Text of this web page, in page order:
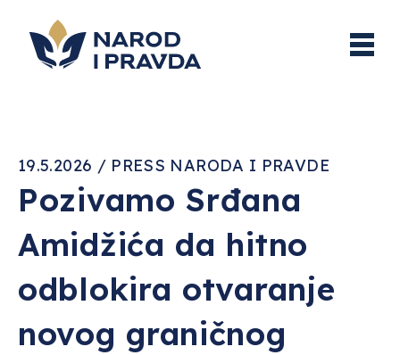
19.5.2026 / PRESS NARODA I PRAVDE
Pozivamo Srđana
Amidžića da hitno
odblokira otvaranje
novog graničnog